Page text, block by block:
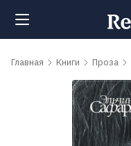
Поиск
Главная Книги Проза